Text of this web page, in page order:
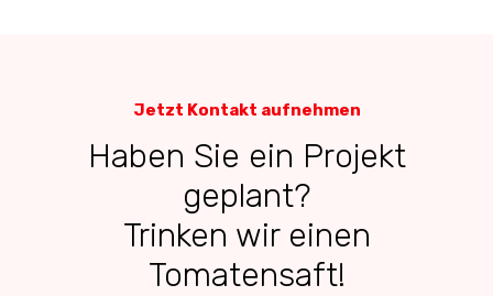
Jetzt Kontakt aufnehmen
Haben Sie ein Projekt
geplant?
Trinken wir einen
Tomatensaft!